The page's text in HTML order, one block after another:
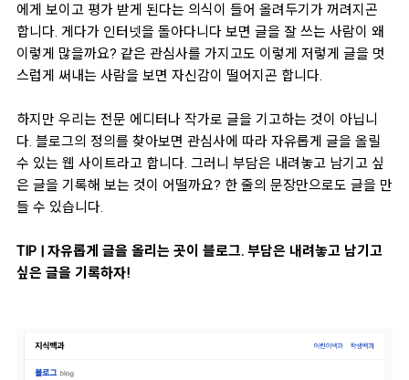
에게 보이고 평가 받게 된다는 의식이 들어 올려두기가 꺼려지곤
합니다. 게다가 인터넷을 돌아다니다 보면 글을 잘 쓰는 사람이 왜
이렇게 많을까요? 같은 관심사를 가지고도 이렇게 저렇게 글을 멋
스럽게 써내는 사람을 보면 자신감이 떨어지곤 합니다.
하지만 우리는 전문 에디터나 작가로 글을 기고하는 것이 아닙니
다. 블로그의 정의를 찾아보면 관심사에 따라 자유롭게 글을 올릴
수 있는 웹 사이트라고 합니다. 그러니 부담은 내려놓고 남기고 싶
은 글을 기록해 보는 것이 어떨까요? 한 줄의 문장만으로도 글을 만
들 수 있습니다.
TIP | 자유롭게 글을 올리는 곳이 블로그. 부담은 내려놓고 남기고
싶은 글을 기록하자!